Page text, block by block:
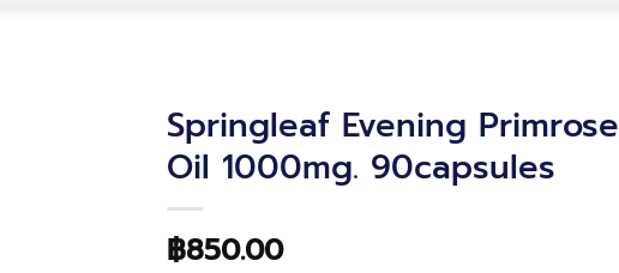
Springleaf Evening Primrose
Oil 1000mg. 90capsules
฿850.00